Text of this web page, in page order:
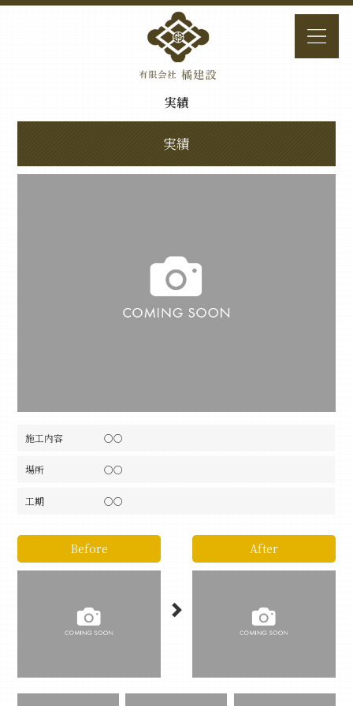
実績
実績
施工内容 〇〇
場所 〇〇
工期 〇〇
Before After